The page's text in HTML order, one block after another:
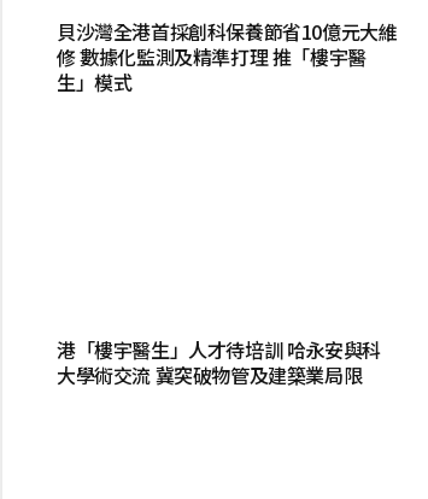
貝沙灣全港首採創科保養節省10億元大維
修 數據化監測及精準打理 推「樓宇醫
生」模式
港「樓宇醫生」人才待培訓 哈永安與科
大學術交流 冀突破物管及建築業局限